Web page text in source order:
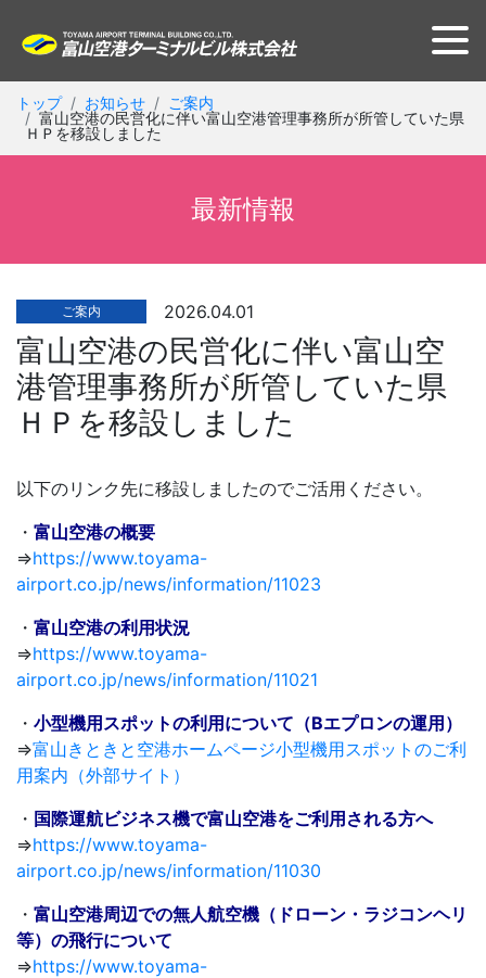
トップ お知らせ
ご案内
富山空港の民営化に伴い富山空港管理事務所が所管していた県
ＨＰを移設しました
最新情報
ご案内 2026.04.01
富山空港の民営化に伴い富山空
港管理事務所が所管していた県
ＨＰを移設しました
以下のリンク先に移設しましたのでご活用ください。
・ 富山空港の概要
⇒https://www.toyama-
airport.co.jp/news/information/11023
・ 富山空港の利用状況
⇒https://www.toyama-
airport.co.jp/news/information/11021
・ 小型機用スポットの利用について（Bエプロンの運用）
⇒富山きときと空港ホームページ小型機用スポットのご利
用案内（外部サイト）
・ 国際運航ビジネス機で富山空港をご利用される方へ
⇒https://www.toyama-
airport.co.jp/news/information/11030
・ 富山空港周辺での無人航空機（ドローン・ラジコンヘリ
等）の飛行について
⇒https://www.toyama-